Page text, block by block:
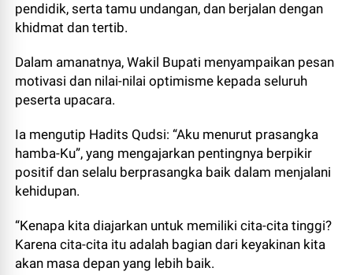
pendidik, serta tamu undangan, dan berjalan dengan
khidmat dan tertib.
Dalam amanatnya, Wakil Bupati menyampaikan pesan
motivasi dan nilai-nilai optimisme kepada seluruh
peserta upacara.
Ia mengutip Hadits Qudsi: “Aku menurut prasangka
hamba-Ku”, yang mengajarkan pentingnya berpikir
positif dan selalu berprasangka baik dalam menjalani
kehidupan.
“Kenapa kita diajarkan untuk memiliki cita-cita tinggi?
Karena cita-cita itu adalah bagian dari keyakinan kita
akan masa depan yang lebih baik.